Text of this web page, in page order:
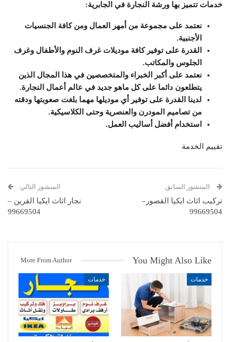
خدمات تتميز بها ورشة النجارة في الجابرية:
نعتمد على مجموعة من أمهر العمال ومن كافة الجنسيات
الأجنبية.
القدرة على توفير كافة موديلات غرف النوم والأطفال وغرف
الجلوس والمكاتب.
نعتمد على أكبر الخبراء والمتخصصين في هذا المجال الذين
يتطلعون دائما على كل ماهو جديد في عالم أعمال النجارة.
لدينا القدرة على توفير أي موديلها مهما بلغت صعوبتها ودقته
من تصاميم المودرن والعنصرية وحتى الكلاسيكية.
استخدام أفضل أساليب العمل.
تقييم الخدمة
المنشور السابق
تركيب اثاث ايكيا القصور–
99669504
المنشور التالي
نجار اثاث ايكيا القرين –
99669504
You Might Also Like
More From Author
خدمات خدمات